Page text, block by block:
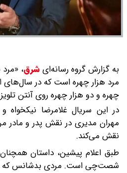
به گزارش گروه رسانه‌ایشرق،
مرد هزار چهره است که در سال‌های
چهره و دو هزار چهره روی آنتن
در این سریال غلامرضا نیکخواه
مهران مدیری در نقش پدر و
نقش می‌کند.
طبق اعلام پیشین، داستان
شصت‌چی است. مردی بدشانس که